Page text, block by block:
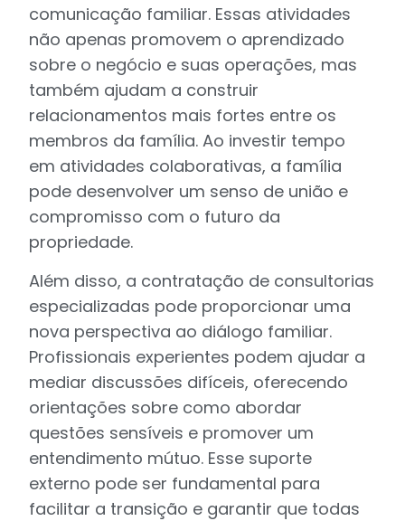
comunicação familiar. Essas atividades
não apenas promovem o aprendizado
sobre o negócio e suas operações, mas
também ajudam a construir
relacionamentos mais fortes entre os
membros da família. Ao investir tempo
em atividades colaborativas, a família
pode desenvolver um senso de união e
compromisso com o futuro da
propriedade.
Além disso, a contratação de consultorias
especializadas pode proporcionar uma
nova perspectiva ao diálogo familiar.
Profissionais experientes podem ajudar a
mediar discussões difíceis, oferecendo
orientações sobre como abordar
questões sensíveis e promover um
entendimento mútuo. Esse suporte
externo pode ser fundamental para
facilitar a transição e garantir que todas